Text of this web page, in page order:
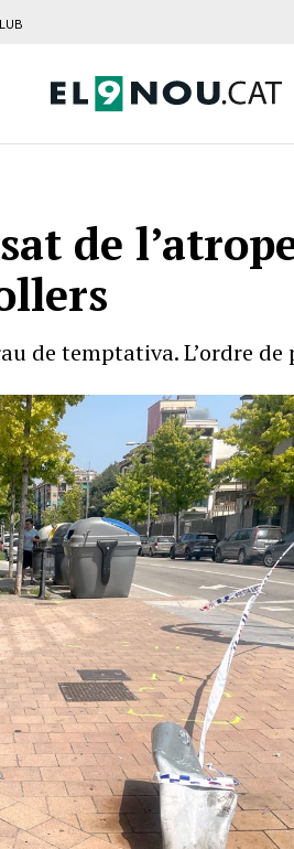
de
de temptativa. L’ordre de